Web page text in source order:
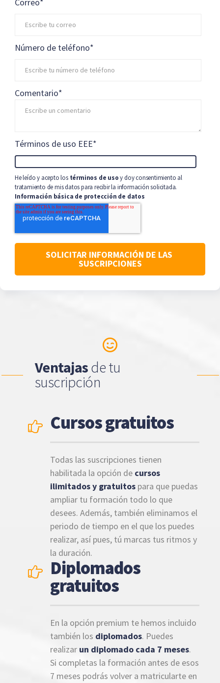
Número de teléfono*
Comentario*
Términos de uso EEE*
He leído y acepto los términos de usoy doy consentimiento al
tratamiento de mis datos para recibir la información solicitada.
Información básica de protección de datos
Ventajasde tu
suscripción
Cursos gratuitos
Todas las suscripciones tienen
habilitada la opción de cursos
ilimitados y gratuitos para que puedas
ampliar tu formación todo lo que
desees. Además, también eliminamos el
periodo de tiempo en el que los puedes
realizar, así pues, tú marcas tus ritmos y
la duración.
Diplomados
gratuitos
En la opción premium te hemos incluido
también los diplomados. Puedes
realizar un diplomado cada 7 meses.
Si completas la formación antes de esos
7 meses podrás volver a matricularte en